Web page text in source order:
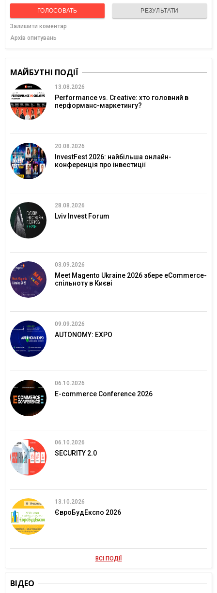
ГОЛОСОВАТЬ РЕЗУЛЬТАТИ
Залишити коментар
Архів опитувань
МАЙБУТНІ ПОДІЇ
13.08.2026
Performance vs. Creative: хто головний в
перформанс-маркетингу?
20.08.2026
InvestFest 2026: найбільша онлайн-
конференція про інвестиції
28.08.2026
Lviv Invest Forum
03.09.2026
Meet Magento Ukraine 2026 збере eCommerce-
спільноту в Києві
09.09.2026
AUTONOMY: EXPO
06.10.2026
E-commerce Conference 2026
06.10.2026
SECURITY 2.0
13.10.2026
ЄвроБудЕкспо 2026
ВСІ ПОДІЇ
ВІДЕО